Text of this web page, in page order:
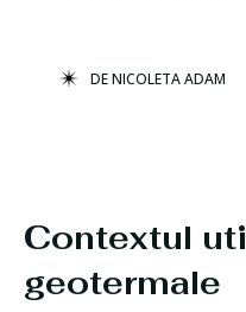
DENICOLETA ADAM
Contextul
geotermale